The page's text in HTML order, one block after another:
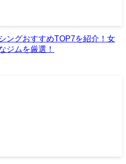
ングおすすめTOP7を紹介！女
ジムを厳選！